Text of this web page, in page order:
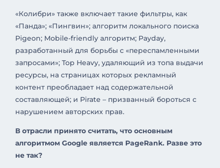
«Колибри» также включает такие фильтры, как
«Панда»; «Пингвин»; алгоритм локального поиска
Pigeon; Mobile-friendly алгоритм; Payday,
разработанный для борьбы с «переспамленными
запросами»; Top Heavy, удаляющий из топа выдачи
ресурсы, на страницах которых рекламный
контент преобладает над содержательной
составляющей; и Pirate – призванный бороться с
нарушением авторских прав.
В отрасли принято считать, что основным
алгоритмом Google является PageRank. Разве это
не так?